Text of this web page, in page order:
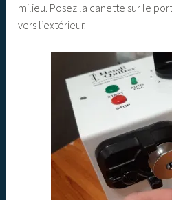
milieu. Posez la canette sur le
vers l’extérieur.